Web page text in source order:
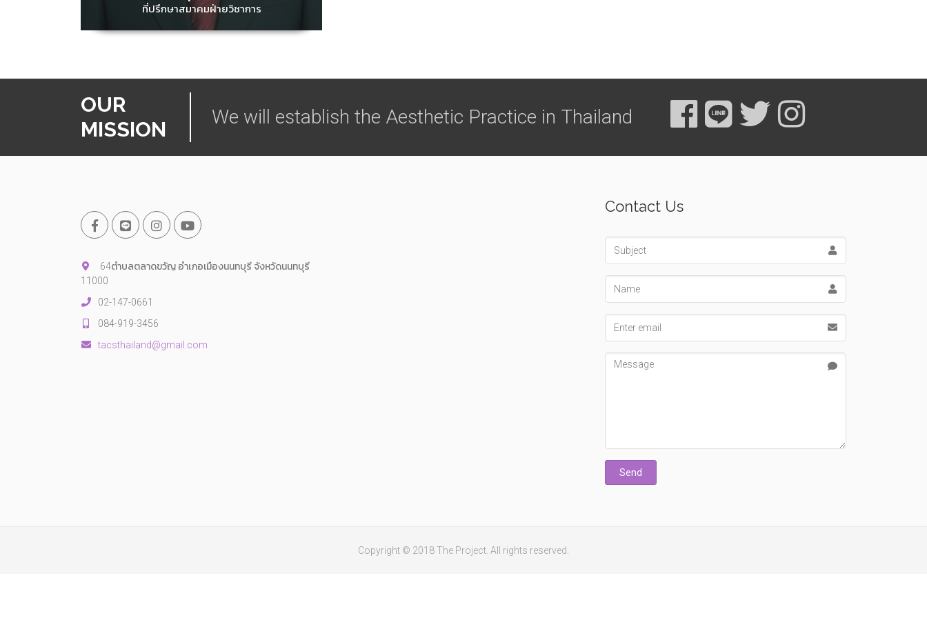
ที่ปรึกษาสมาคมฝ่ายวิชาการ
OUR
MISSION
We will establish the Aesthetic Practice in Thailand
64ตำบลตลาดขวัญ อำเภอเมืองนนทบุรี จังหวัดนนทบุรี
11000
02-147-0661
084-919-3456
tacsthailand@gmail.com
Contact Us
Message
Copyright © 2018 The Project. All rights reserved.